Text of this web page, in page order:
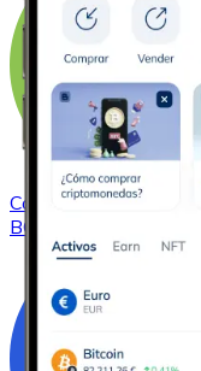
ComprarBitcoin Cash
BCH